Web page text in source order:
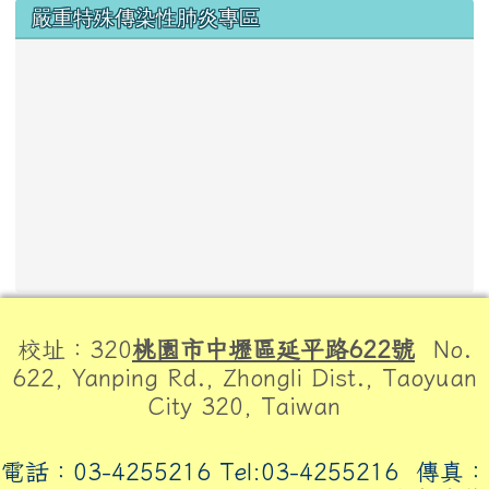
嚴重特殊傳染性肺炎專區
校址：320桃園市中壢區延平路622號 No.
622, Yanping Rd., Zhongli Dist., Taoyuan
City 320, Taiwan
電話：03-4255216 Tel:03-4255216 傳真：